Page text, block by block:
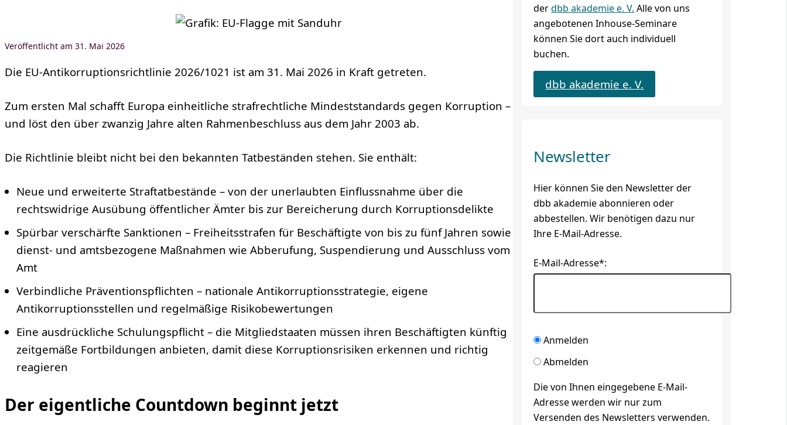
31. Mai 2026
Die EU-Antikorruptionsrichtlinie 2026/1021 ist am 31. Mai 2026 in Kraft getreten.
Zum ersten Mal schafft Europa einheitliche straf­rechtliche Mindest­standards gegen Korruption –
und löst den über zwanzig Jahre alten Rahmen­beschluss aus dem Jahr 2003 ab.
Die Richtlinie bleibt nicht bei den bekannten Tatbeständen stehen. Sie enthält:
Neue und erweiterte Straftat­bestände – von der unerlaubten Einflussnahme über die
rechtswidrige Ausübung öffentlicher Ämter bis zur Bereicherung durch Korruptionsdelikte
Spürbar verschärfte Sanktionen – Freiheits­strafen für Beschäftigte von bis zu fünf Jahren sowie
dienst- und amtsbezogene Maßnahmen wie Abberufung, Suspendierung und Ausschluss vom
Amt
Verbindliche Präventions­pflichten – nationale Antikorruptions­strategie, eigene
Antikorruptions­stellen und regelmäßige Risikobewertungen
Eine ausdrückliche Schulungs­pflicht – die Mitgliedstaaten müssen ihren Beschäftigten künftig
zeitgemäße Fortbildungen anbieten, damit diese Korruptions­risiken erkennen und richtig
reagieren
Der eigentliche Countdown beginnt jetzt
derdbb akademie e. V. Alle von uns
angebotenen Inhouse-Seminare
können Sie dort auch individuell
buchen.
dbb akademie e. V.
Newsletter
Hier können Sie den Newsletter der
dbb akademie abonnieren oder
abbestellen. Wir benötigen dazu nur
Ihre E-Mail-Adresse.
E-Mail-Adresse*:
Anmelden
Abmelden
Die von Ihnen eingegebene E-Mail-
Adresse werden wir nur zum
Versenden des Newsletters verwenden.